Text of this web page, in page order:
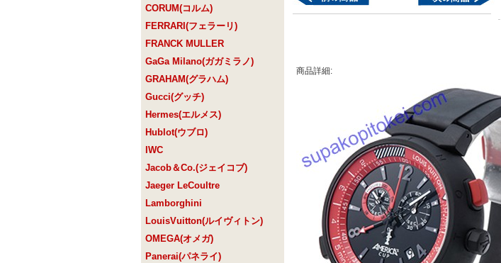
CORUM(コルム)
FERRARI(フェラーリ)
FRANCK MULLER
GaGa Milano(ガガミラノ)
GRAHAM(グラハム)
Gucci(グッチ)
Hermes(エルメス)
Hublot(ウブロ)
IWC
Jacob＆Co.(ジェイコブ)
Jaeger LeCoultre
Lamborghini
LouisVuitton(ルイヴィトン)
OMEGA(オメガ)
Panerai(パネライ)
商品詳細: